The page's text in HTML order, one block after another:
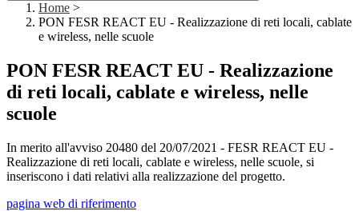
Home >
PON FESR REACT EU - Realizzazione di reti locali, cablate
e wireless, nelle scuole
PON FESR REACT EU - Realizzazione
di reti locali, cablate e wireless, nelle
scuole
In merito all'avviso 20480 del 20/07/2021 - FESR REACT EU -
Realizzazione di reti locali, cablate e wireless, nelle scuole, si
inseriscono i dati relativi alla realizzazione del progetto.
pagina web di riferimento